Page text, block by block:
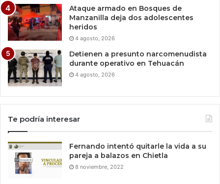
Ataque armado en Bosques de
Manzanilla deja dos adolescentes
heridos
4 agosto, 2026
Detienen a presunto narcomenudista
durante operativo en Tehuacán
4 agosto, 2026
Te podría interesar
Fernando intentó quitarle la vida a su
pareja a balazos en Chietla
8 noviembre, 2022